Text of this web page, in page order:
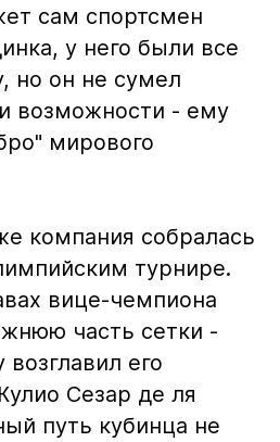
сам спортсмен
у него были все
но он не сумел
возможности - ему
мирового
компания собралась
турнире.
вице-чемпиона
часть сетки -
его
Сезар де ля
путь кубинца не